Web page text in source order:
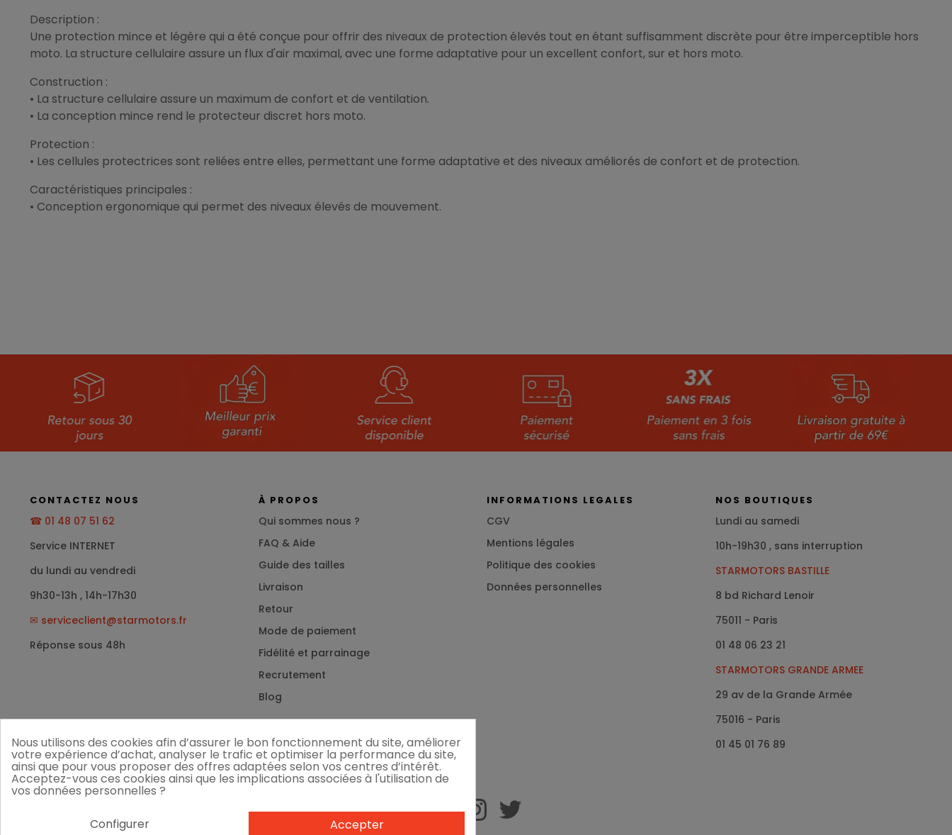
Description :
Une protection mince et légère qui a été conçue pour offrir des niveaux de protection élevés tout en étant suffisamment discrète pour être imperceptible hors
moto. La structure cellulaire assure un flux d'air maximal, avec une forme adaptative pour un excellent confort, sur et hors moto.
Construction :
• La structure cellulaire assure un maximum de confort et de ventilation.
• La conception mince rend le protecteur discret hors moto.
Protection :
• Les cellules protectrices sont reliées entre elles, permettant une forme adaptative et des niveaux améliorés de confort et de protection.
Caractéristiques principales :
• Conception ergonomique qui permet des niveaux élevés de mouvement.
CONTACTEZ NOUS
☎ 01 48 07 51 62
Service INTERNET
du lundi au vendredi
9h30-13h , 14h-17h30
✉ serviceclient@starmotors.fr
Réponse sous 48h
À PROPOS
Qui sommes nous ?
FAQ & Aide
Guide des tailles
Livraison
Retour
Mode de paiement
Fidélité et parrainage
Recrutement
Blog
INFORMATIONS LEGALES
CGV
Mentions légales
Politique des cookies
Données personnelles
NOS BOUTIQUES
Lundi au samedi
10h-19h30 , sans interruption
STARMOTORS BASTILLE
8 bd Richard Lenoir
75011 - Paris
01 48 06 23 21
STARMOTORS GRANDE ARMEE
29 av de la Grande Armée
75016 - Paris
01 45 01 76 89
Nous utilisons des cookies afin d’assurer le bon fonctionnement du site, améliorer
votre expérience d’achat, analyser le trafic et optimiser la performance du site,
ainsi que pour vous proposer des offres adaptées selon vos centres d’intérêt.
Acceptez-vous ces cookies ainsi que les implications associées à l'utilisation de
vos données personnelles ?
Configurer Accepter